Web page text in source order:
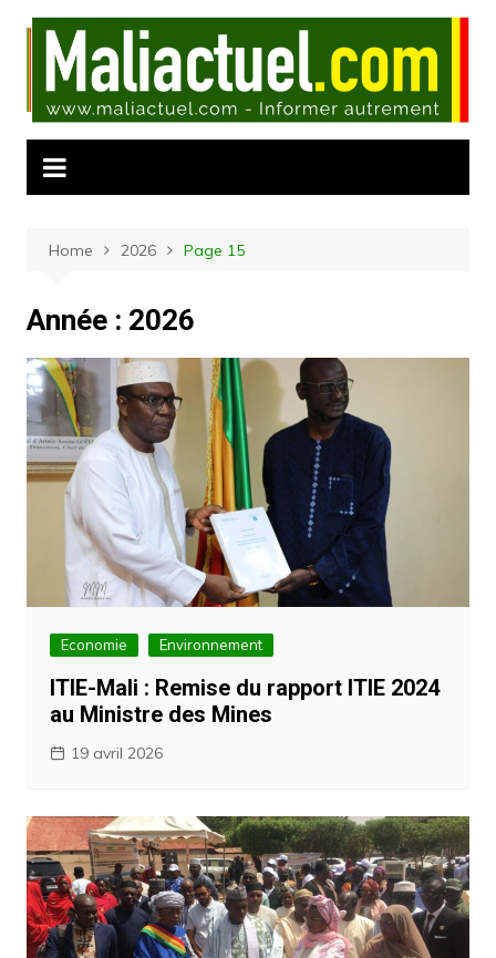
content
Home 2026 Page 15
Année : 2026
Economie Environnement
ITIE-Mali : Remise du rapport ITIE 2024
au Ministre des Mines
19 avril 2026